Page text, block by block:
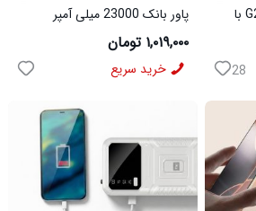
پاور بانک 23000 میلی آمپر
Xiaomi M 10 مدل 50218
۱,۰۱۹,۰۰۰ تومان
خرید سریع
اسپیکر بلوتوثی مگنتی G200 با
28